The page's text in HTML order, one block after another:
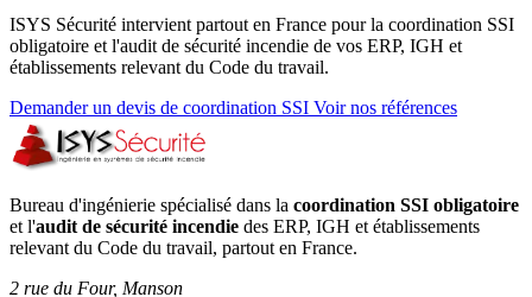
ISYS Sécurité intervient partout en France pour la coordination SSI
obligatoire et l'audit de sécurité incendie de vos ERP, IGH et
établissements relevant du Code du travail.
Demander un devis de coordination SSI Voir nos références
Bureau d'ingénierie spécialisé dans la coordination SSI obligatoire
et l'audit de sécurité incendie des ERP, IGH et établissements
relevant du Code du travail, partout en France.
2 rue du Four, Manson